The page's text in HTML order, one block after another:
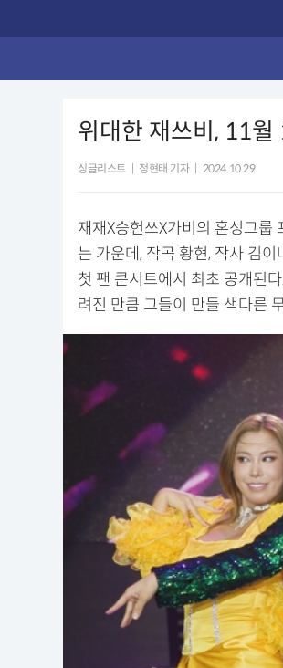
위대한 재쓰비, 11
싱글리스트 정현태 기자 2024.10.29
재재X승헌쓰X가비의 혼성그룹
는 가운데, 작곡 황현, 작사 김
첫 팬 콘서트에서 최초 공개된
려진 만큼 그들이 만들 색다른